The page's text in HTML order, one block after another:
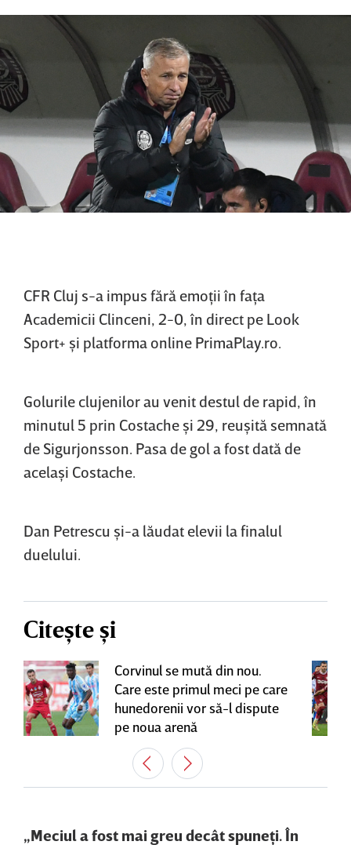
CFR Cluj s-a impus fără emoţii în faţa
Academicii Clinceni, 2-0, în direct pe Look
Sport+ şi platforma online PrimaPlay.ro.
Golurile clujenilor au venit destul de rapid, în
minutul 5 prin Costache şi 29, reuşită semnată
de Sigurjonsson. Pasa de gol a fost dată de
acelaşi Costache.
Dan Petrescu şi-a lăudat elevii la finalul
duelului.
Citește și
Corvinul se mută din nou.
Care este primul meci pe care
hunedorenii vor să-l dispute
pe noua arenă
„Meciul a fost mai greu decât spuneţi. În